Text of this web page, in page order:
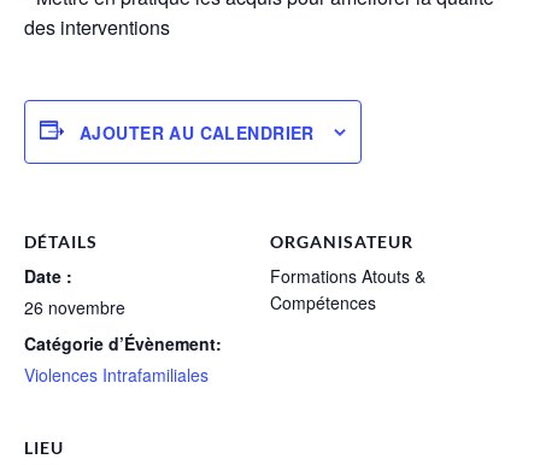
des interventions
AJOUTER AU CALENDRIER
DÉTAILS
Date :
26 novembre
Catégorie d’Évènement:
Violences Intrafamiliales
ORGANISATEUR
Formations Atouts &
Compétences
LIEU